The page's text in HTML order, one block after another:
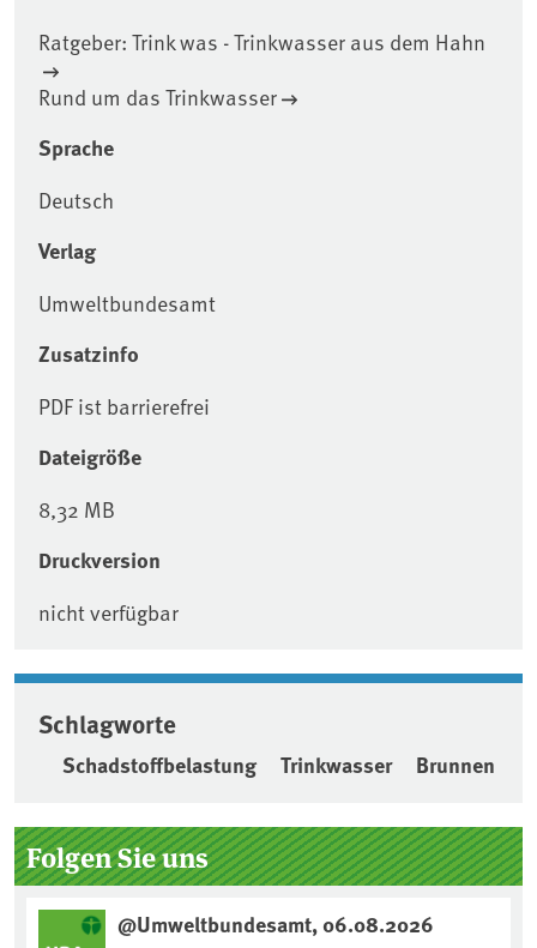
Ratgeber: Trink was - Trinkwasser aus dem Hahn
Rund um das Trinkwasser
Sprache
Deutsch
Verlag
Umweltbundesamt
Zusatzinfo
PDF ist barrierefrei
Dateigröße
8,32 MB
Druckversion
nicht verfügbar
Schlagworte
Schadstoffbelastung Trinkwasser Brunnen
Seitenleiste
Folgen Sie uns
@Umweltbundesamt, 06.08.2026